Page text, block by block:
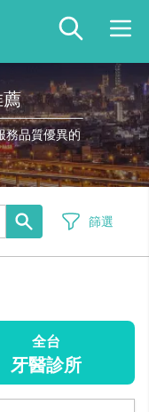
薦
務品質優異的
篩選
全台
牙醫診所